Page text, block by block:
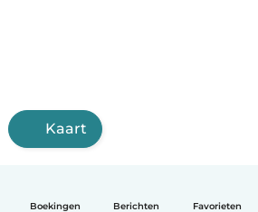
Boekingen Berichten Favorieten
Kaart